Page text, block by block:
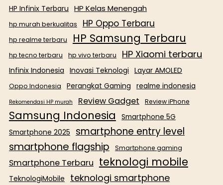
HP Infinix Terbaru HP Kelas Menengah
hp murah berkualitas HP Oppo Terbaru
hp realme terbaru HP Samsung Terbaru
hp tecno terbaru hp vivo terbaru HP Xiaomi terbaru
Infinix Indonesia Inovasi Teknologi Layar AMOLED
Oppo Indonesia Perangkat Gaming realme indonesia
Rekomendasi HP murah Review Gadget Review iPhone
Samsung Indonesia
Smartphone 5G
Smartphone 2025
smartphone entry level
smartphone flagship Smartphone gaming
Smartphone Terbaru teknologi mobile
TeknologiMobile teknologi smartphone